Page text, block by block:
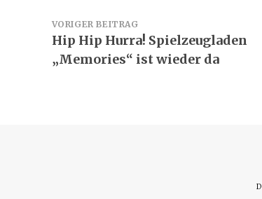
Beitragsnavigation
VORIGER BEITRAG
Hip Hip Hurra! Spielzeugladen
„Memories“ ist wieder da